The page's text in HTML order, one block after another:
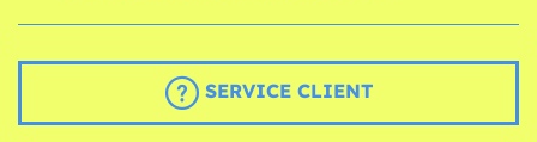
SERVICE CLIENT